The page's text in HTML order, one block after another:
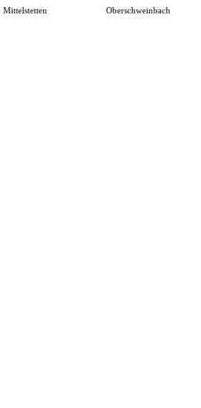
Mittelstetten Oberschweinbach